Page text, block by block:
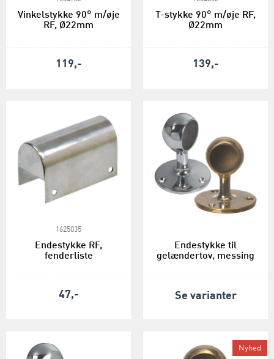
Vinkelstykke 90° m/øje
RF, Ø22mm
119,-
T-stykke 90° m/øje RF,
Ø22mm
139,-
1625035
Endestykke RF,
fenderliste
47,-
Endestykke til
gelændertov, messing
Se varianter
Nyhed